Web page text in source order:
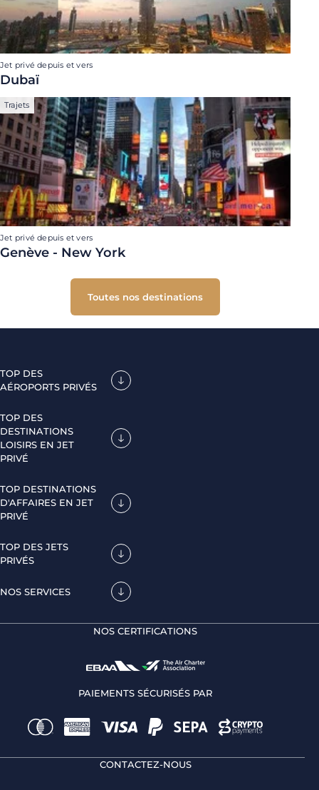
Jet privé depuis et vers
Dubaï
Trajets
Jet privé depuis et vers
Genève - New York
Toutes nos destinations
TOP DES
AÉROPORTS PRIVÉS
TOP DES
DESTINATIONS
LOISIRS EN JET
PRIVÉ
TOP DESTINATIONS
D'AFFAIRES EN JET
PRIVÉ
TOP DES JETS
PRIVÉS
NOS SERVICES
NOS CERTIFICATIONS
PAIEMENTS SÉCURISÉS PAR
CONTACTEZ-NOUS